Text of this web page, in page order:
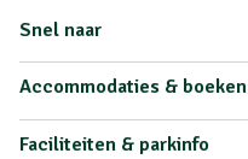
Snel naar
Accommodaties & boeken
Faciliteiten & parkinfo